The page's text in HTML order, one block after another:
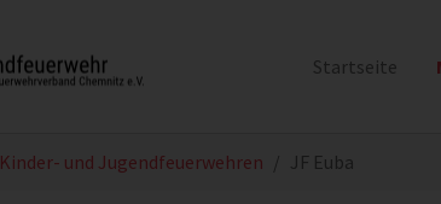
Startseite
Kinder- und Jugendfeuerwehren JF Euba